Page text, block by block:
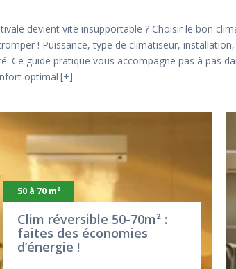
devient vite insupportable ? Choisir le bon
! Puissance, type de climatiseur,
Ce guide pratique vous accompagne pas à pas
optimal +
50 à 70 m²
Clim réversible 50-70m² :
faites des économies
d’énergie !